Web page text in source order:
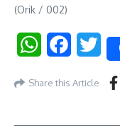
(Orik / 002)
WhatsApp
Share this Article